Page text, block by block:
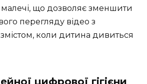
що дозволяє зменшити
перегляду відео з
коли дитина дивиться
цифрової гігієни